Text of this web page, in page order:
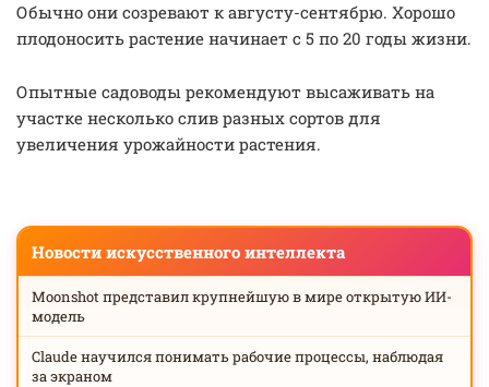
Обычно они созревают к августу-сентябрю. Хорошо
плодоносить растение начинает с 5 по 20 годы жизни.
Опытные садоводы рекомендуют высаживать на
участке несколько слив разных сортов для
увеличения урожайности растения.
Новости искусственного интеллекта
Moonshot представил крупнейшую в мире открытую ИИ-
модель
Claude научился понимать рабочие процессы, наблюдая
за экраном